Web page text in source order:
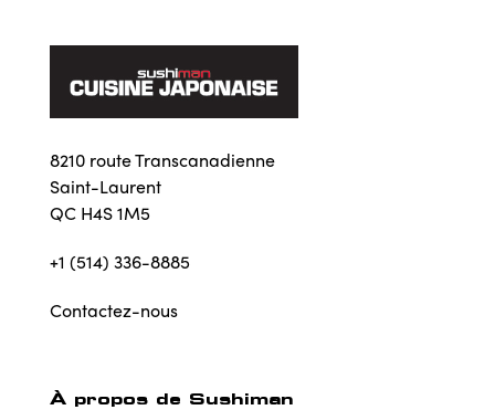
8210 route Transcanadienne
Saint-Laurent
QC H4S 1M5
+1 (514) 336-8885
Contactez-nous
À propos de Sushiman